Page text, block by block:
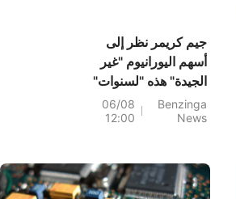
جيم كريمر نظر إلى
أسهم اليورانيوم "غير
الجيدة" هذه "لسنوات"
Benzinga
News
06/08
12:00